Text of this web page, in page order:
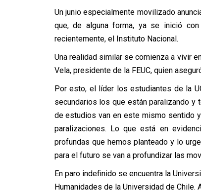
Un junio especialmente movilizado
que, de alguna forma, ya se inició
recientemente, el Instituto Nacional.
Una realidad similar se comienza a vivir
Vela, presidente de la FEUC, quien
Por esto, el líder los estudiantes de la
secundarios los que están paralizando
de estudios van en este mismo sentido
paralizaciones. Lo que está en
profundas que hemos planteado y lo
para el futuro se van a profundizar las
En paro indefinido se encuentra la
Humanidades de la Universidad de Chile.